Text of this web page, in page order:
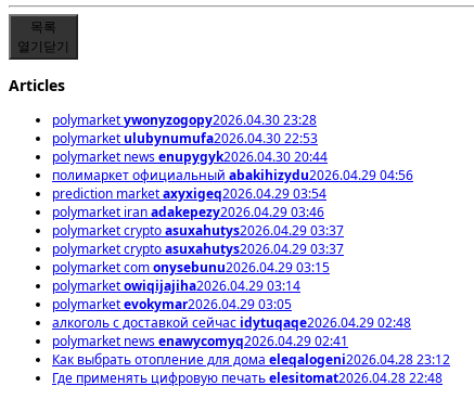
목록
열기닫기
Articles
polymarketywonyzogopy2026.04.30 23:28
polymarketulubynumufa2026.04.30 22:53
polymarket newsenupygyk2026.04.30 20:44
полимаркет официальный abakihizydu2026.04.29 04:56
prediction marketaxyxigeq2026.04.29 03:54
polymarket iranadakepezy2026.04.29 03:46
polymarket cryptoasuxahutys2026.04.29 03:37
polymarket cryptoasuxahutys2026.04.29 03:37
polymarket comonysebunu2026.04.29 03:15
polymarketowiqijajiha2026.04.29 03:14
polymarketevokymar2026.04.29 03:05
алкоголь с доставкой сейчас idytuqaqe2026.04.29 02:48
polymarket newsenawycomyq2026.04.29 02:41
Как выбрать отопление для дома eleqalogeni2026.04.28 23:12
Где применять цифровую печатьelesitomat2026.04.28 22:48